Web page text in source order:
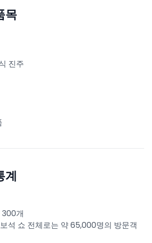
목
진주
계
300개
석 쇼 전체로는 약 65,000명의 방문객